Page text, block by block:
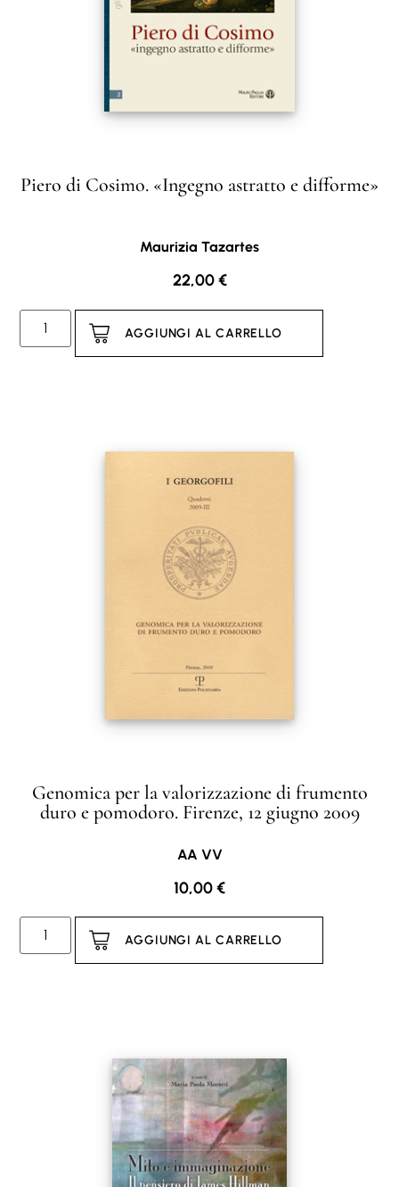
Piero di Cosimo. «Ingegno astratto e difforme»
Maurizia Tazartes
22,00€
AGGIUNGI AL CARRELLO
Genomica per la valorizzazione di frumento
duro e pomodoro. Firenze, 12 giugno 2009
AA VV
10,00€
AGGIUNGI AL CARRELLO